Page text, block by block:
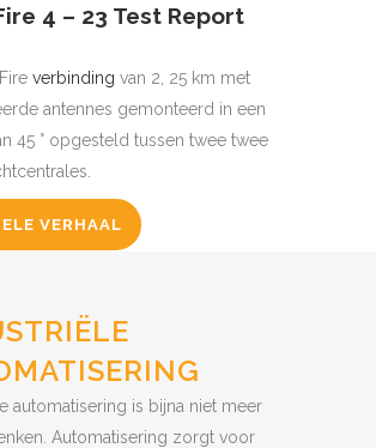
4 – 23 Test Report
verbinding van 2, 25 km met
antennes gemonteerd in een
45 ° opgesteld tussen twee twee
VERHAAL
automatisering is bijna niet meer
Automatisering zorgt voor